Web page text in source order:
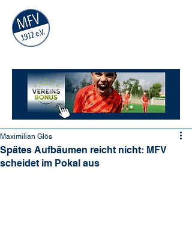
Spätes Aufbäumen reicht nicht: MFV
scheidet im Pokal aus
Maximilian Glös